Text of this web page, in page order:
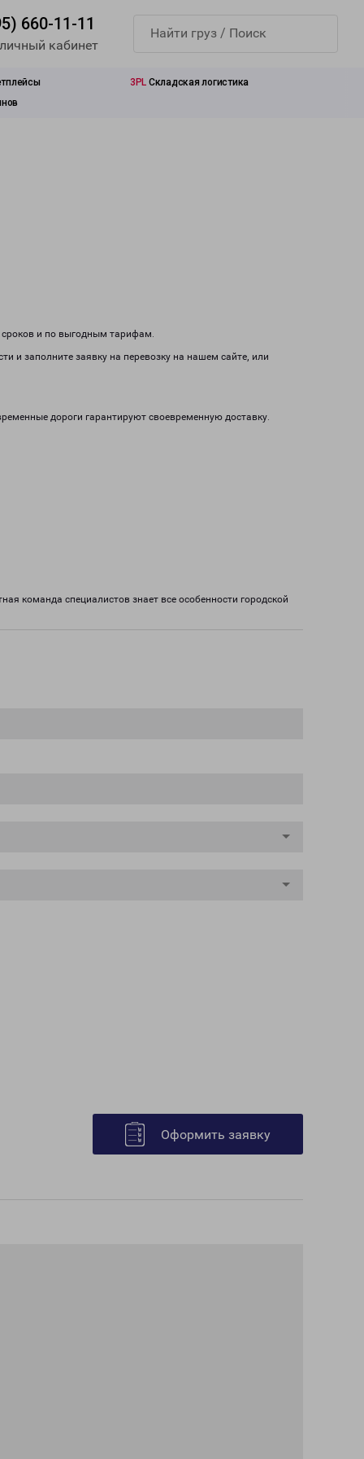
660-11-11
кабинет
3PL Складская логистика
сроков и по выгодным тарифам.
и заполните заявку на перевозку на нашем сайте, или
дороги гарантируют своевременную доставку.
команда специалистов знает все особенности городской
Оформить заявку